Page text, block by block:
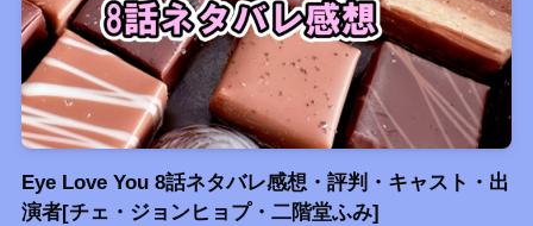
Eye Love You 8話ネタバレ感想・評判・キャスト・出
演者[チェ・ジョンヒョプ・二階堂ふみ]